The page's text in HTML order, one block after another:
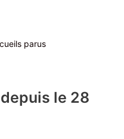
parus
le 28